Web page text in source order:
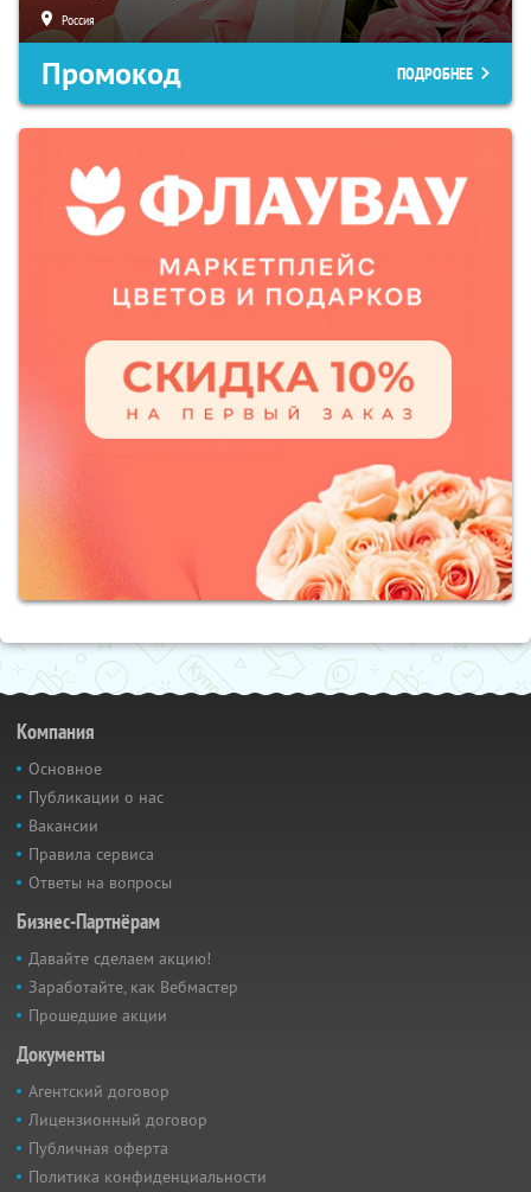
Россия
Промокод ПОДРОБНЕЕ
Компания
Основное
Публикации о нас
Вакансии
Правила сервиса
Ответы на вопросы
Бизнес-Партнёрам
Давайте сделаем акцию!
Заработайте, как Вебмастер
Прошедшие акции
Документы
Агентский договор
Лицензионный договор
Публичная оферта
Политика конфиденциальности